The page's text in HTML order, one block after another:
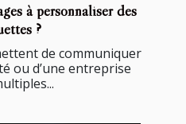
à personnaliser des
?
de communiquer
ou d’une entreprise